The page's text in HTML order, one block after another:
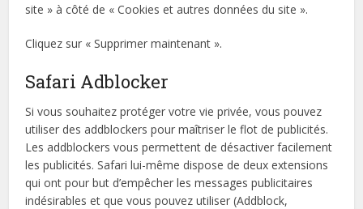
site » à côté de « Cookies et autres données du site ».
Cliquez sur « Supprimer maintenant ».
Safari Adblocker
Si vous souhaitez protéger votre vie privée, vous pouvez
utiliser des addblockers pour maîtriser le flot de publicités.
Les addblockers vous permettent de désactiver facilement
les publicités. Safari lui-même dispose de deux extensions
qui ont pour but d’empêcher les messages publicitaires
indésirables et que vous pouvez utiliser (Addblock,